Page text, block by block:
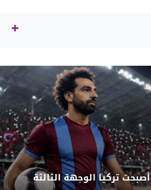
تركيا الوجهة الثالثة